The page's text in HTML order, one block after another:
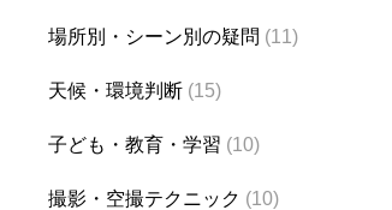
場所別・シーン別の疑問 (11)
天候・環境判断 (15)
子ども・教育・学習 (10)
撮影・空撮テクニック (10)